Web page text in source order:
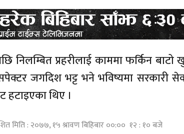
निलम्बित प्रहरीलाई काममा फर्किन
जगदिश भट्ट भने भविष्यमा सरकारी
हटाइएका थिए ।
मिति : २०७७, १५ श्रावण बिहिबार ००:०० १२ : १० बजे